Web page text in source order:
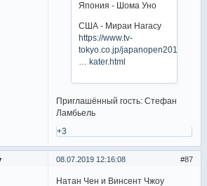
Япония - Шома Уно
США - Мираи Нагасу
https://www.tv-
tokyo.co.jp/japanopen201
… kater.html
Приглашённый гость: Стефан
Ламбьель
+3
87
08.07.2019 12:16:08
Натан Чен и Винсент Чжоу